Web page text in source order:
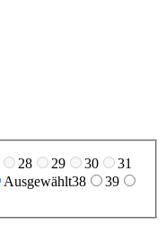
28 29 30
31
Ausgewählt38
39